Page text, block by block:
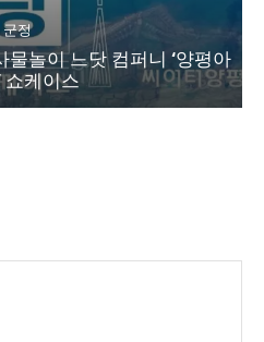
군정
물놀이 느닷 컴퍼니 ‘양평아
쇼케이스